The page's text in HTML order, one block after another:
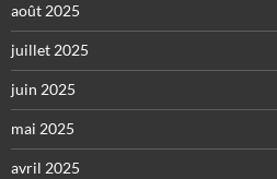
août 2025
juillet 2025
juin 2025
mai 2025
avril 2025